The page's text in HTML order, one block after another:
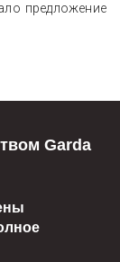
предложение
Garda